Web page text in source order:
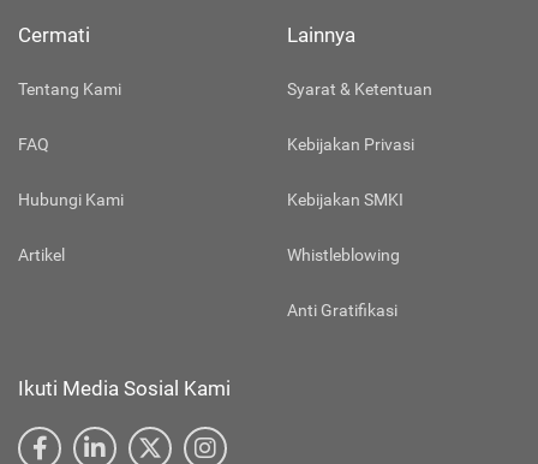
Cermati
Tentang Kami
FAQ
Hubungi Kami
Artikel
Lainnya
Syarat & Ketentuan
Kebijakan Privasi
Kebijakan SMKI
Whistleblowing
Anti Gratifikasi
Ikuti Media Sosial Kami